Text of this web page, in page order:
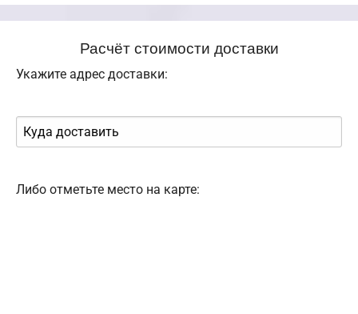
Расчёт стоимости доставки
Укажите адрес доставки:
Либо отметьте место на карте: